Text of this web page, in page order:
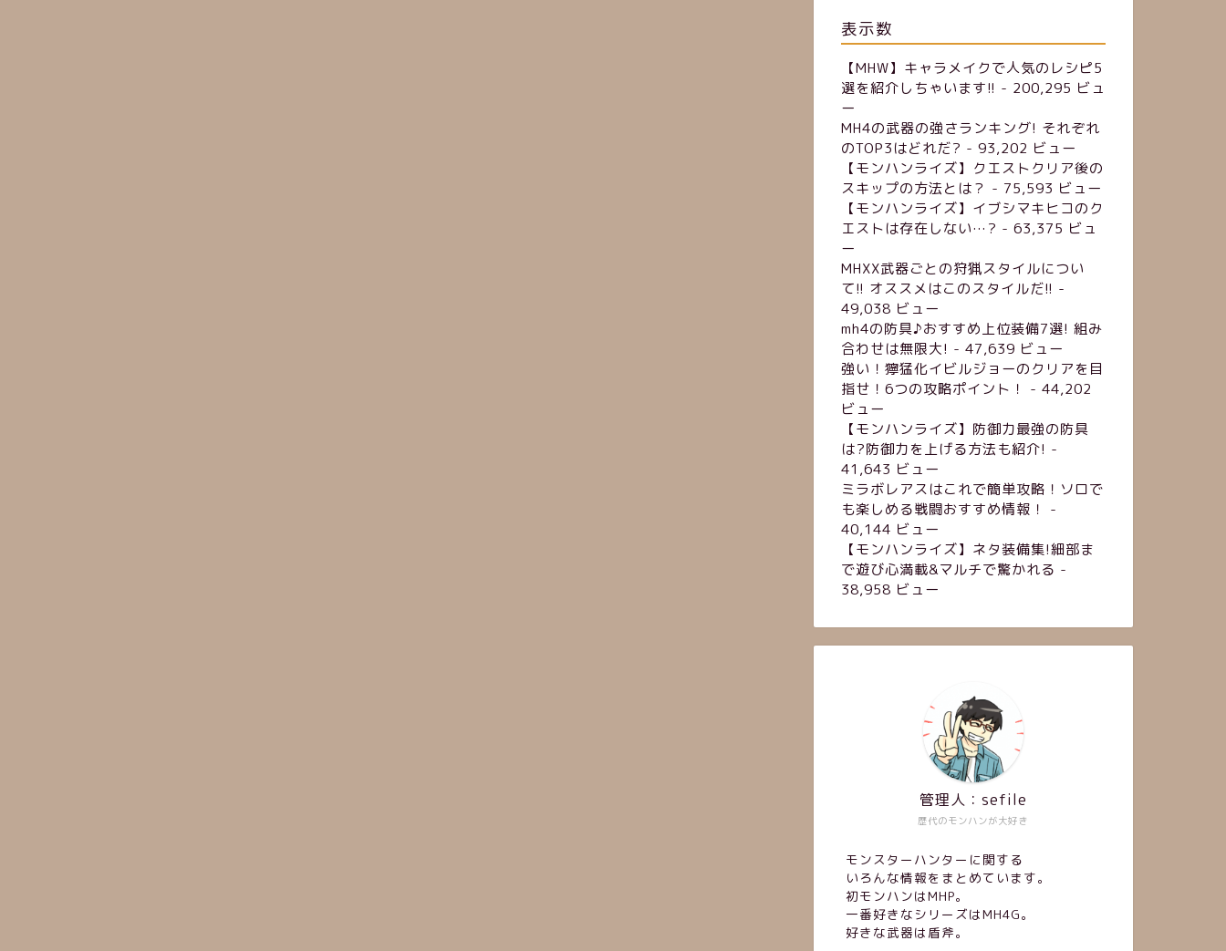
表示数
【MHW】キャラメイクで人気のレシピ5
選を紹介しちゃいます!! - 200,295 ビュ
ー
MH4の武器の強さランキング! それぞれ
のTOP3はどれだ? - 93,202 ビュー
【モンハンライズ】クエストクリア後の
スキップの方法とは？ - 75,593 ビュー
【モンハンライズ】イブシマキヒコのク
エストは存在しない…? - 63,375 ビュ
ー
MHXX武器ごとの狩猟スタイルについ
て!! オススメはこのスタイルだ!! -
49,038 ビュー
mh4の防具♪おすすめ上位装備7選! 組み
合わせは無限大! - 47,639 ビュー
強い！獰猛化イビルジョーのクリアを目
指せ！6つの攻略ポイント！
- 44,202
ビュー
【モンハンライズ】防御力最強の防具
は?防御力を上げる方法も紹介! -
41,643 ビュー
ミラボレアスはこれで簡単攻略！ソロで
も楽しめる戦闘おすすめ情報！
-
40,144 ビュー
【モンハンライズ】ネタ装備集!細部ま
で遊び心満載&マルチで驚かれる -
38,958 ビュー
歴代のモンハンが大好き
管理人：sefile
モンスターハンターに関する
いろんな情報をまとめています。
初モンハンはMHP。
一番好きなシリーズはMH4G。
好きな武器は盾斧。